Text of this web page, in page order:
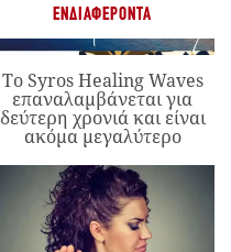
ΕΝΔΙΑΦΈΡΟΝΤΑ
Το Syros Healing Waves
επαναλαμβάνεται για
δεύτερη χρονιά και είναι
ακόμα μεγαλύτερο